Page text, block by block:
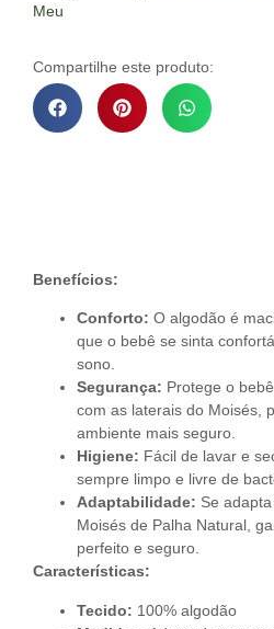
Meu
Compartilhe este produto:
Benefícios:
Conforto: O algodão é
que o bebê se sinta
sono.
Segurança: Protege o
com as laterais do Moisés,
ambiente mais seguro.
Higiene: Fácil de lavar e
sempre limpo e livre de
Adaptabilidade: Se
Moisés de Palha Natural,
perfeito e seguro.
Características:
Tecido: 100% algodão